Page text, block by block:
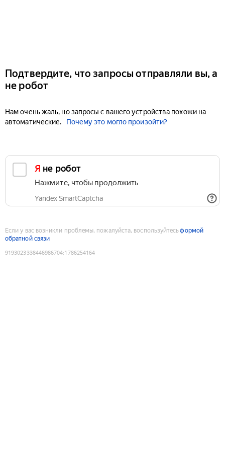
Подтвердите, что запросы отправляли вы, а
не робот
Нам очень жаль, но запросы с вашего устройства похожи на
автоматические.
Почему это могло произойти?
Я не робот
Нажмите, чтобы продолжить
Yandex SmartCaptcha
Если у вас возникли проблемы, пожалуйста, воспользуйтесьформой
обратной связи
9193023338446986704:1786254164